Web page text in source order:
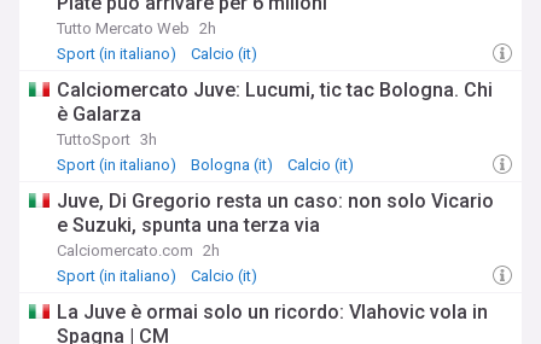
Tutto Mercato Web 2h
Sport (in italiano)
Calcio (it)
Calciomercato Juve: Lucumi, tic tac Bologna. Chi
è Galarza
TuttoSport 3h
Sport (in italiano)
Bologna (it) Calcio (it)
Juve, Di Gregorio resta un caso: non solo Vicario
e Suzuki, spunta una terza via
Calciomercato.com 2h
Sport (in italiano)
Calcio (it)
La Juve è ormai solo un ricordo: Vlahovic vola in
Spagna | CM